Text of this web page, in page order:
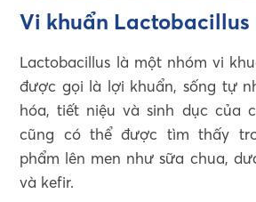
Vi khuẩn Lactobacillus
Lactobacillus là một nhóm vi
được gọi là lợi khuẩn, sống tự
hóa, tiết niệu và sinh dục của
cũng có thể được tìm thấy
phẩm lên men như sữa chua,
và kefir.